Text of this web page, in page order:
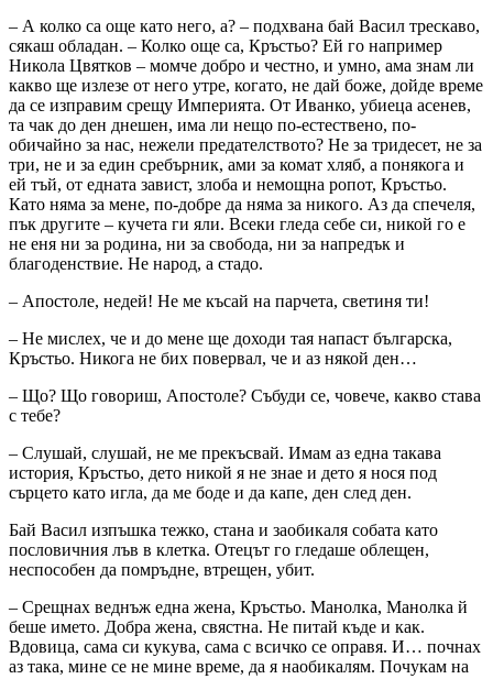
– А колко са още като него, а? – подхвана бай Васил трескаво,
сякаш обладан. – Колко още са, Кръстьо? Ей го например
Никола Цвятков – момче добро и честно, и умно, ама знам ли
какво ще излезе от него утре, когато, не дай боже, дойде време
да се изправим срещу Империята. От Иванко, убиеца асенев,
та чак до ден днешен, има ли нещо по-естествено, по-
обичайно за нас, нежели предателството? Не за тридесет, не за
три, не и за един сребърник, ами за комат хляб, а понякога и
ей тъй, от едната завист, злоба и немощна ропот, Кръстьо.
Като няма за мене, по-добре да няма за никого. Аз да спечеля,
пък другите – кучета ги яли. Всеки гледа себе си, никой го е
не еня ни за родина, ни за свобода, ни за напредък и
благоденствие. Не народ, а стадо.
– Апостоле, недей! Не ме късай на парчета, светиня ти!
– Не мислех, че и до мене ще доходи тая напаст българска,
Кръстьо. Никога не бих повервал, че и аз някой ден…
– Що? Що говориш, Апостоле? Събуди се, човече, какво става
с тебе?
– Слушай, слушай, не ме прекъсвай. Имам аз една такава
история, Кръстьо, дето никой я не знае и дето я нося под
сърцето като игла, да ме боде и да капе, ден след ден.
Бай Васил изпъшка тежко, стана и заобикаля собата като
пословичния лъв в клетка. Отецът го гледаше облещен,
неспособен да помръдне, втрещен, убит.
– Срещнах веднъж една жена, Кръстьо. Манолка, Манолка й
беше името. Добра жена, свястна. Не питай къде и как.
Вдовица, сама си кукува, сама с всичко се оправя. И… почнах
аз така, мине се не мине време, да я наобикалям. Почукам на